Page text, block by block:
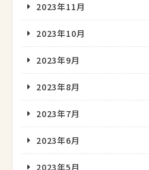
2023年11月
2023年10月
2023年9月
2023年8月
2023年7月
2023年6月
2023年5月